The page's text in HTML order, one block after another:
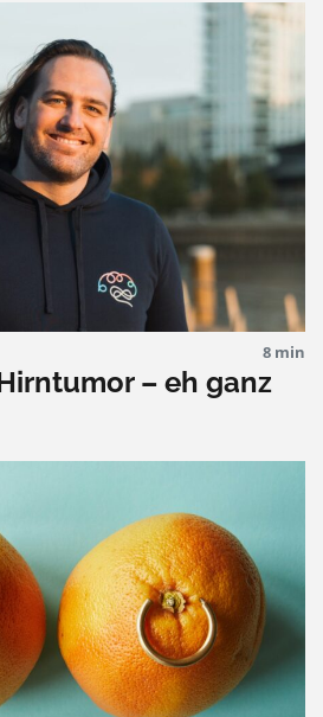
8 min
– eh ganz